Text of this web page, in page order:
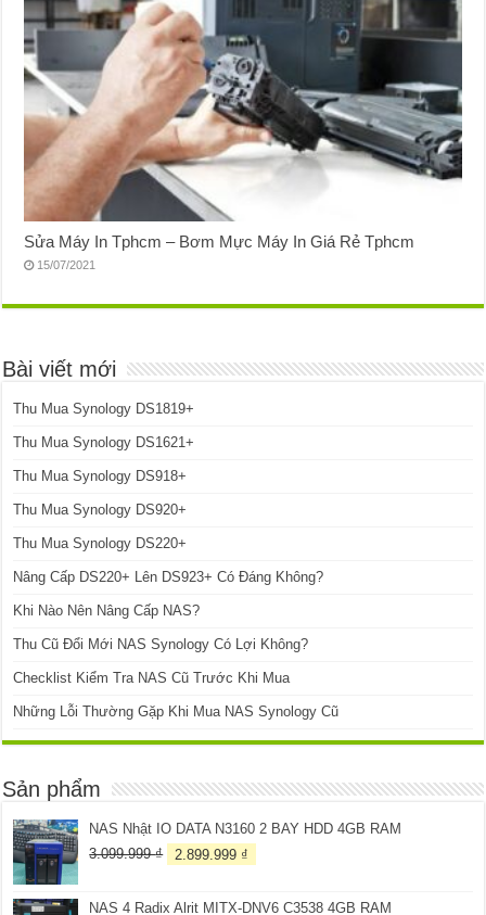
Sửa Máy In Tphcm – Bơm Mực Máy In Giá Rẻ Tphcm
15/07/2021
Bài viết mới
Thu Mua Synology DS1819+
Thu Mua Synology DS1621+
Thu Mua Synology DS918+
Thu Mua Synology DS920+
Thu Mua Synology DS220+
Nâng Cấp DS220+ Lên DS923+ Có Đáng Không?
Khi Nào Nên Nâng Cấp NAS?
Thu Cũ Đổi Mới NAS Synology Có Lợi Không?
Checklist Kiểm Tra NAS Cũ Trước Khi Mua
Những Lỗi Thường Gặp Khi Mua NAS Synology Cũ
Sản phẩm
NAS Nhật IO DATA N3160 2 BAY HDD 4GB RAM
3.099.999₫
Giá
3.099.999 ₫.
2.899.999 ₫
là:
NAS 4 Radix Alrit MITX-DNV6 C3538 4GB RAM